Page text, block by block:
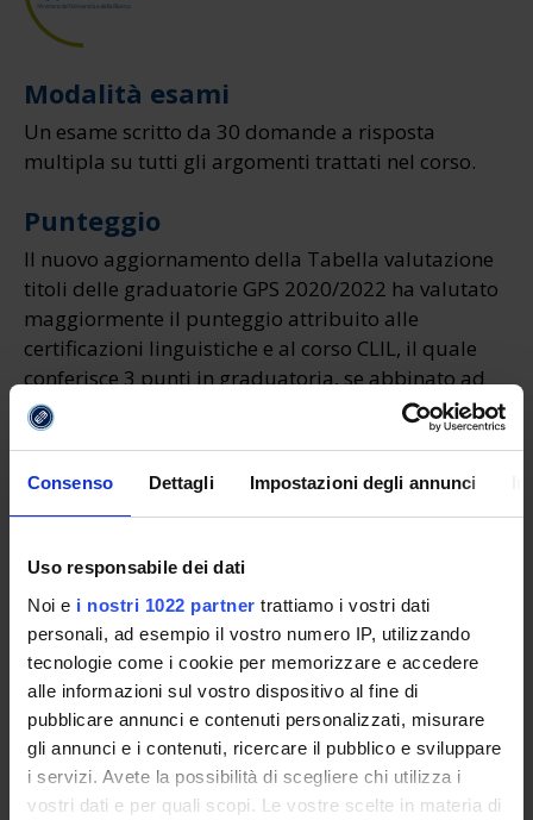
Consenso Dettagli Impostazioni degli annunci
Uso responsabile dei dati
Noi e i nostri 1022 partner trattiamo i vostri dati
personali, ad esempio il vostro numero IP, utilizzando
tecnologie come i cookie per memorizzare e accedere
alle informazioni sul vostro dispositivo al fine di
pubblicare annunci e contenuti personalizzati, misurare
gli annunci e i contenuti, ricercare il pubblico e sviluppare
i servizi. Avete la possibilità di scegliere chi utilizza i
vostri dati e per quali scopi. Le vostre scelte in materia di
Modalità esami
Un esame scritto da 30 domande a risposta
multipla su tutti gli argomenti trattati nel corso.
Punteggio
Il nuovo aggiornamento della Tabella valutazione
titoli delle graduatorie GPS 2020/2022 ha valutato
maggiormente il punteggio attribuito alle
certificazioni linguistiche e al corso CLIL, il quale
conferisce 3 punti in graduatoria, se abbinato ad
una certificazione linguistica.
CLIL + inglese C1: 7 punti
certificazione linguistica dà 1 punto in graduatoria.
Scarica il programma completo